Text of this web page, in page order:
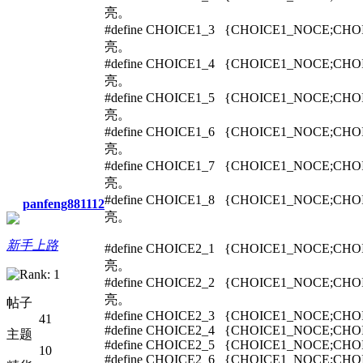
panfeng881112
新手上路
帖子
41
主题
10
亮。
#define CHOICE1_3
亮。
#define CHOICE1_4
亮。
#define CHOICE1_5
亮。
#define CHOICE1_6
亮。
#define CHOICE1_7
亮。
#define CHOICE1_8
亮。
#define CHOICE2_1
亮。
#define CHOICE2_2
亮。
#define CHOICE2_3
#define CHOICE2_4
#define CHOICE2_5
#define CHOICE2_6